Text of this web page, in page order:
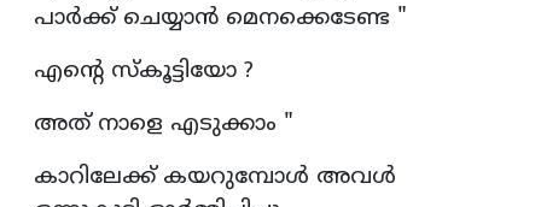
പാർക്ക് ചെയ്യാൻ മെനക്കെടേണ്ട "
എന്റെ സ്കൂട്ടിയോ ?
അത് നാളെ എടുക്കാം "
കാറിലേക്ക് കയറുമ്പോൾ അവൾ